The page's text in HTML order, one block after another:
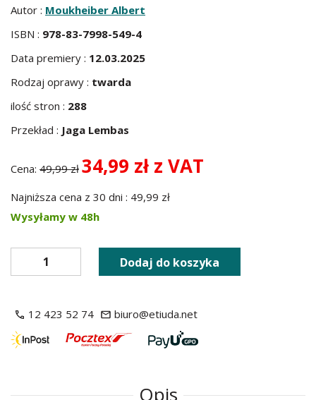
Autor : Moukheiber Albert
ISBN : 978-83-7998-549-4
Data premiery : 12.03.2025
Rodzaj oprawy : twarda
ilość stron : 288
Przekład : Jaga Lembas
Cena: 49,99 zł 34,99 zł z VAT
Najniższa cena z 30 dni : 49,99 zł
Wysyłamy w 48h
Dodaj do koszyka
12 423 52 74 biuro@etiuda.net
Opis